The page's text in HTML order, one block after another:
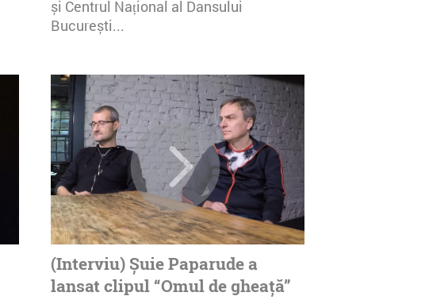
și Centrul Național al Dansului
București...
(Interviu) Șuie Paparude a
lansat clipul “Omul de gheață”